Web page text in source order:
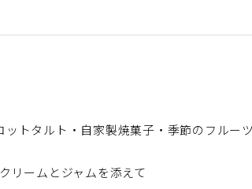
トタルト・自家製焼菓子・季節のフルー
リームとジャムを添えて